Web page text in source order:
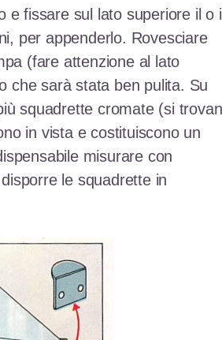
e fissare sul lato superiore il o i
per appenderlo. Rovesciare
(fare attenzione al lato
che sarà stata ben pulita. Su
squadrette cromate (si
in vista e costituiscono un
misurare con
le squadrette in